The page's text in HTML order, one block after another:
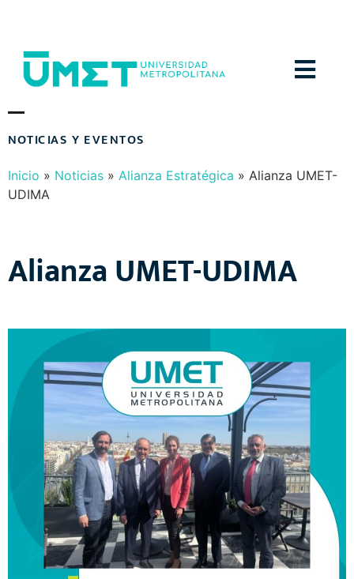
NOTICIAS
Y
E
V
E
N
T
O
S
Inicio » Noticias » Alianza Estratégica » Alianza UMET-
UDIMA
Alianza UMET-UDIMA